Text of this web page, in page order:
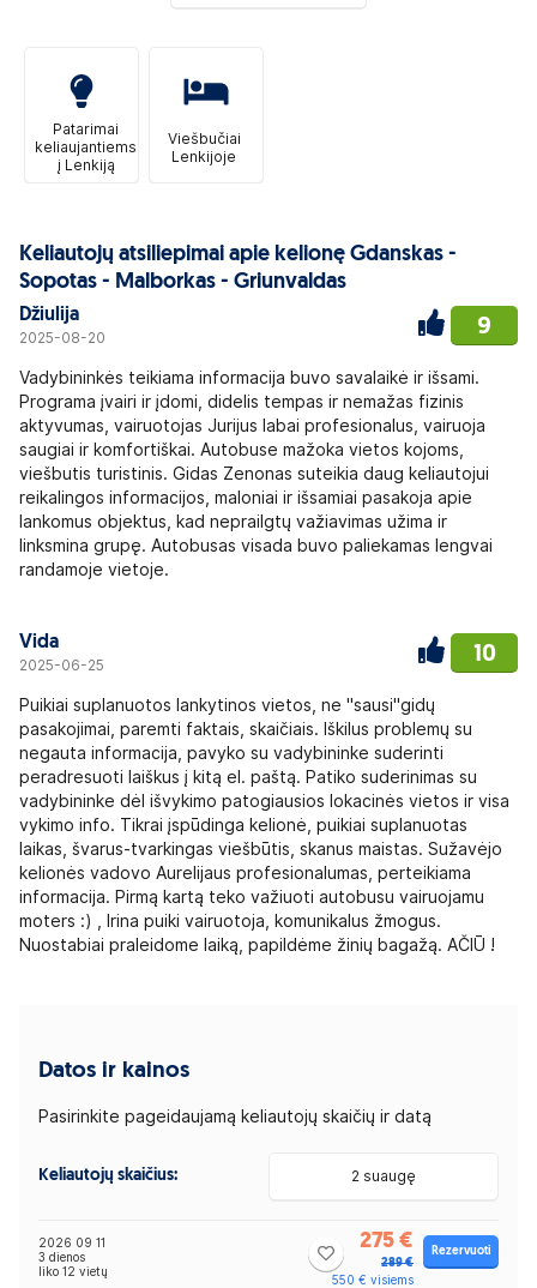
Patarimai
keliaujantiems
į Lenkiją
Viešbučiai
Lenkijoje
Keliautojų atsiliepimai apie kelionę Gdanskas -
Sopotas - Malborkas - Griunvaldas
Džiulija
2025-08-20 9
Vadybininkės teikiama informacija buvo savalaikė ir išsami.
Programa įvairi ir įdomi, didelis tempas ir nemažas fizinis
aktyvumas, vairuotojas Jurijus labai profesionalus, vairuoja
saugiai ir komfortiškai. Autobuse mažoka vietos kojoms,
viešbutis turistinis. Gidas Zenonas suteikia daug keliautojui
reikalingos informacijos, maloniai ir išsamiai pasakoja apie
lankomus objektus, kad neprailgtų važiavimas užima ir
linksmina grupę. Autobusas visada buvo paliekamas lengvai
randamoje vietoje.
Vida
2025-06-25 10
Puikiai suplanuotos lankytinos vietos, ne "sausi"gidų
pasakojimai, paremti faktais, skaičiais. Iškilus problemų su
negauta informacija, pavyko su vadybininke suderinti
peradresuoti laiškus į kitą el. paštą. Patiko suderinimas su
vadybininke dėl išvykimo patogiausios lokacinės vietos ir visa
vykimo info. Tikrai įspūdinga kelionė, puikiai suplanuotas
laikas, švarus-tvarkingas viešbūtis, skanus maistas. Sužavėjo
kelionės vadovo Aurelijaus profesionalumas, perteikiama
informacija. Pirmą kartą teko važiuoti autobusu vairuojamu
moters :) , Irina puiki vairuotoja, komunikalus žmogus.
Nuostabiai praleidome laiką, papildėme žinių bagažą. AČIŪ !
Datos ir kainos
Pasirinkite pageidaujamą keliautojų skaičių ir datą
Keliautojų skaičius: 2 suaugę
2026 09 11
3 dienos
liko 12 vietų
275 €
289 €
550 € visiems
Rezervuoti